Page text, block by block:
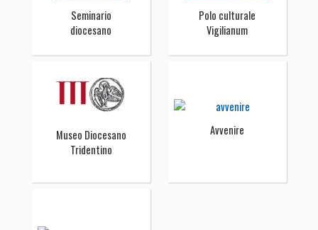
Seminario
diocesano
Polo culturale
Vigilianum
Museo Diocesano
Tridentino
Avvenire